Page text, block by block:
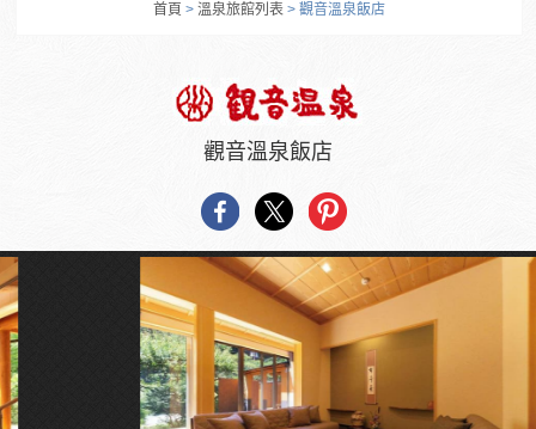
首頁 > 溫泉旅館列表 > 觀音溫泉飯店
觀音溫泉飯店